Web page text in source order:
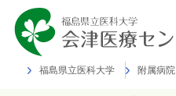
福島県立医科大学 附属病院
外来受診の方
入院・ご面会の方